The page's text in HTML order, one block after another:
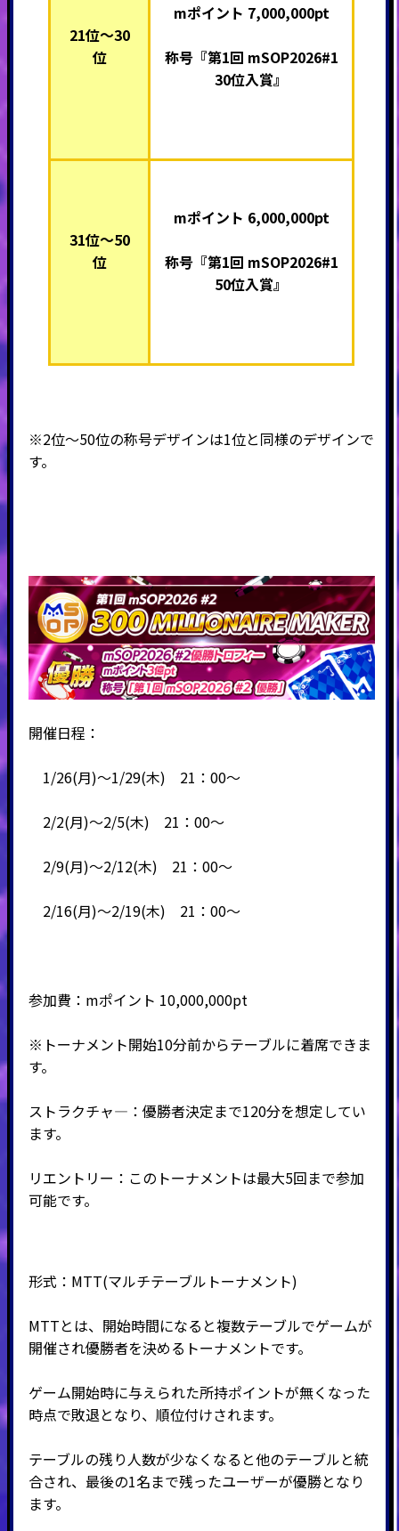
21位～30
位
mポイント 7,000,000pt
称号『第1回 mSOP2026#1
30位入賞』
31位～50
位
mポイント 6,000,000pt
称号『第1回 mSOP2026#1
50位入賞』
※2位～50位の称号デザインは1位と同様のデザインで
す。
開催日程：
1/26(月)～1/29(木) 21：00～
2/2(月)～2/5(木) 21：00～
2/9(月)～2/12(木) 21：00～
2/16(月)～2/19(木) 21：00～
参加費：mポイント 10,000,000pt
※トーナメント開始10分前からテーブルに着席できま
す。
ストラクチャ―：優勝者決定まで120分を想定してい
ます。
リエントリー：このトーナメントは最大5回まで参加
可能です。
形式：MTT(マルチテーブルトーナメント)
MTTとは、開始時間になると複数テーブルでゲームが
開催され優勝者を決めるトーナメントです。
ゲーム開始時に与えられた所持ポイントが無くなった
時点で敗退となり、順位付けされます。
テーブルの残り人数が少なくなると他のテーブルと統
合され、最後の1名まで残ったユーザーが優勝となり
ます。